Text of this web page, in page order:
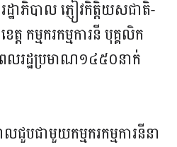
ដ្ឋាភិបាល ភ្ញៀវកិត្តិយសជាតិ-
េត្ត កម្មករកម្មការនី បុគ្គលិក
លរដ្ឋប្រមាណ១៤៥០នាក់
បជាមួយកម្មករកម្មការនីនា